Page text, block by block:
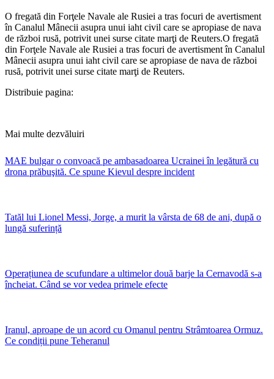
O fregată din Forţele Navale ale Rusiei a tras focuri de avertisment
în Canalul Mânecii asupra unui iaht civil care se apropiase de nava
de război rusă, potrivit unei surse citate marţi de Reuters.​O fregată
din Forţele Navale ale Rusiei a tras focuri de avertisment în Canalul
Mânecii asupra unui iaht civil care se apropiase de nava de război
rusă, potrivit unei surse citate marţi de Reuters.
Distribuie pagina:
Mai multe dezvăluiri
MAE bulgar o convoacă pe ambasadoarea Ucrainei în legătură cu
drona prăbuşită. Ce spune Kievul despre incident
Tatăl lui Lionel Messi, Jorge, a murit la vârsta de 68 de ani, după o
lungă suferință
Operațiunea de scufundare a ultimelor două barje la Cernavodă s-a
încheiat. Când se vor vedea primele efecte
Iranul, aproape de un acord cu Omanul pentru Strâmtoarea Ormuz.
Ce condiții pune Teheranul